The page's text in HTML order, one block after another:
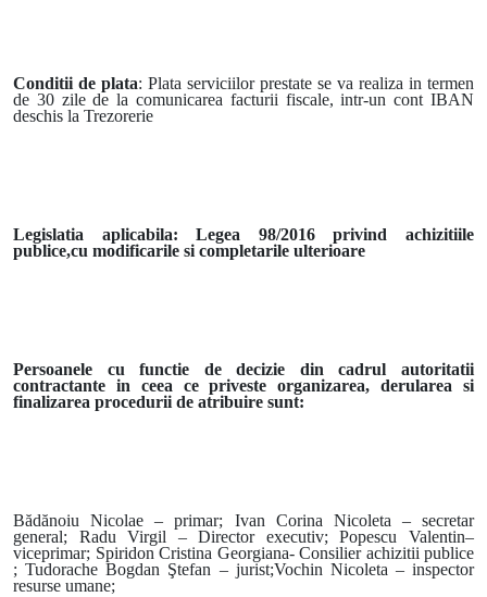
Conditii de plata: Plata serviciilor prestate se va realiza in termen
de 30 zile de la comunicarea facturii fiscale, intr-un cont IBAN
deschis la Trezorerie
Legislatia aplicabila: Legea 98/2016 privind achizitiile
publice,cu modificarile si completarile ulterioare
Persoanele cu functie de decizie din cadrul autoritatii
contractante in ceea ce priveste organizarea, derularea si
finalizarea procedurii de atribuire sunt:
Bădănoiu Nicolae – primar; Ivan Corina Nicoleta – secretar
general; Radu Virgil – Director executiv; Popescu Valentin–
viceprimar; Spiridon Cristina Georgiana- Consilier achizitii publice
; Tudorache Bogdan Ştefan – jurist;Vochin Nicoleta – inspector
resurse umane;